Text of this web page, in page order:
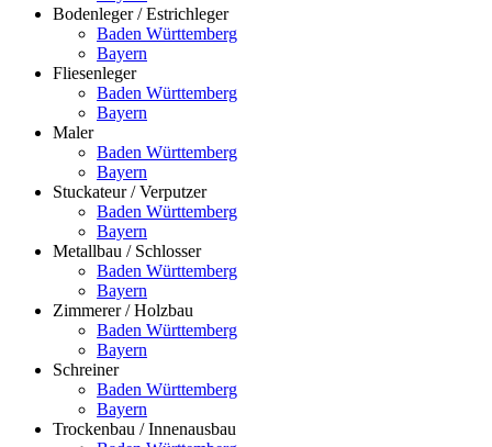
Bodenleger / Estrichleger
Baden Württemberg
Bayern
Fliesenleger
Baden Württemberg
Bayern
Maler
Baden Württemberg
Bayern
Stuckateur / Verputzer
Baden Württemberg
Bayern
Metallbau / Schlosser
Baden Württemberg
Bayern
Zimmerer / Holzbau
Baden Württemberg
Bayern
Schreiner
Baden Württemberg
Bayern
Trockenbau / Innenausbau